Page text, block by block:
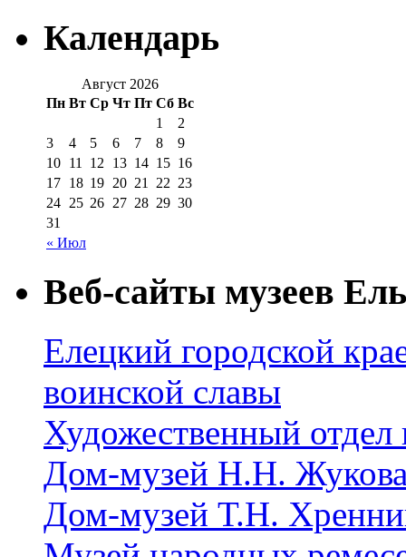
Календарь
Август 2026
Пн Вт Ср Чт Пт Сб Вс
« Июл
1
2
3
4 5 6 7 8
9
10 11 12 13 14 15 16
17 18 19 20 21 22 23
24 25 26 27 28 29 30
31
Веб-сайты музеев
Елецкий городской
воинской славы
Художественный отдел
Дом-музей Н.Н.
Дом-музей Т.Н.